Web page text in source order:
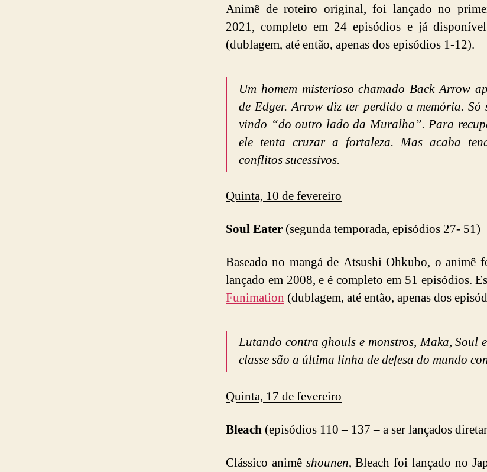
Animê de roteiro original, foi lançado no
2021, completo em 24 episódios e já
(dublagem, até então, apenas dos episódios 1-12).
Um homem misterioso chamado Back Arrow
de Edger. Arrow diz ter perdido a memória. Só
vindo “do outro lado da Muralha”. Para
ele tenta cruzar a fortaleza. Mas acaba
conflitos sucessivos.
Quinta, 10 de fevereiro
Soul Eater (segunda temporada, episódios 27- 51)
Baseado no mangá de Atsushi Ohkubo, o animê
lançado em 2008, e é completo em 51 episódios.
Funimation (dublagem, até então, apenas dos
Lutando contra ghouls e monstros, Maka, Soul
classe são a última linha de defesa do mundo
Quinta, 17 de fevereiro
Bleach (episódios 110 – 137 – a ser lançados
Clássico animê shounen, Bleach foi lançado no